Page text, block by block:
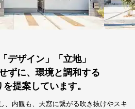
デザイン」「立地」
ずに、環境と調和する
提案しています。
、内観も、天窓に繋がる吹き抜けやスキ